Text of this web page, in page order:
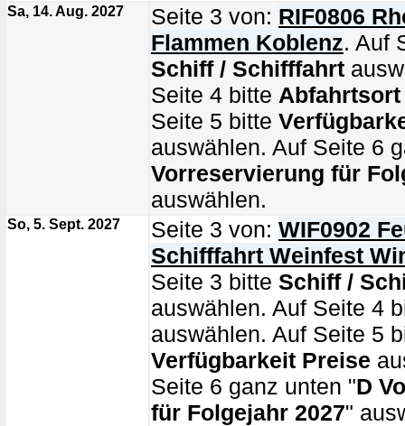
Sa, 14. Aug. 2027 Seite 3 von: RIF0806
Flammen Koblenz. Auf
Schiff / Schifffahrt
Seite 4 bitte Abfahrtsort
Seite 5 bitte
auswählen. Auf Seite 6
Vorreservierung für
auswählen.
So, 5. Sept. 2027 Seite 3 von: WIF0902
Schifffahrt Weinfest
Seite 3 bitte Schiff /
auswählen. Auf Seite 4
auswählen. Auf Seite 5
Verfügbarkeit Preise
Seite 6 ganz unten "D
für Folgejahr 2027"